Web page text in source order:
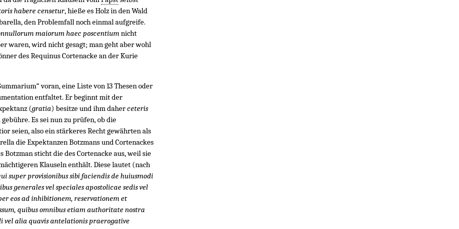
habere censetur, hieße es Holz in den Wald
den Problemfall noch einmal aufgreife.
maiorum haec poscentiumnicht
waren, wird nicht gesagt; man geht aber wohl
des Requinus Cortenacke an der Kurie
voran, eine Liste von 13 Thesen oder
entfaltet. Er beginnt mit der
(gratia) besitze und ihm daherceteris
Es sei nun zu prüfen, ob die
seien, also ein stärkeres Recht gewährten als
die Expektanzen Botzmans und Cortenackes
sticht die des Cortenacke aus, weil sie
Klauseln enthält. Diese lautet (nach
super provisionibus sibi faciendis de huiusmodi
generales vel speciales apostolicae sedis vel
eos ad inhibitionem, reservationem et
quibus omnibus etiam authoritate nostra
vel alia quavis antelationis praerogative